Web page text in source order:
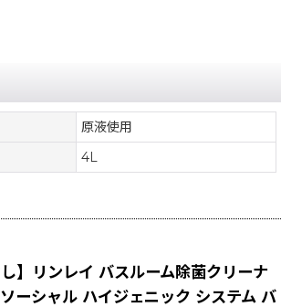
原液使用
4L
し】リンレイ バスルーム除菌クリーナ
ーシャル ハイジェニック システム バ